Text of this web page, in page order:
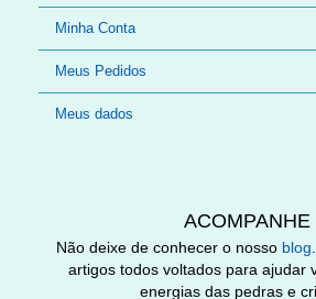
Minha Conta
Meus Pedidos
Meus dados
ACOMPANHE
Não deixe de conhecer o nosso blog
artigos todos voltados para ajudar
energias das pedras e